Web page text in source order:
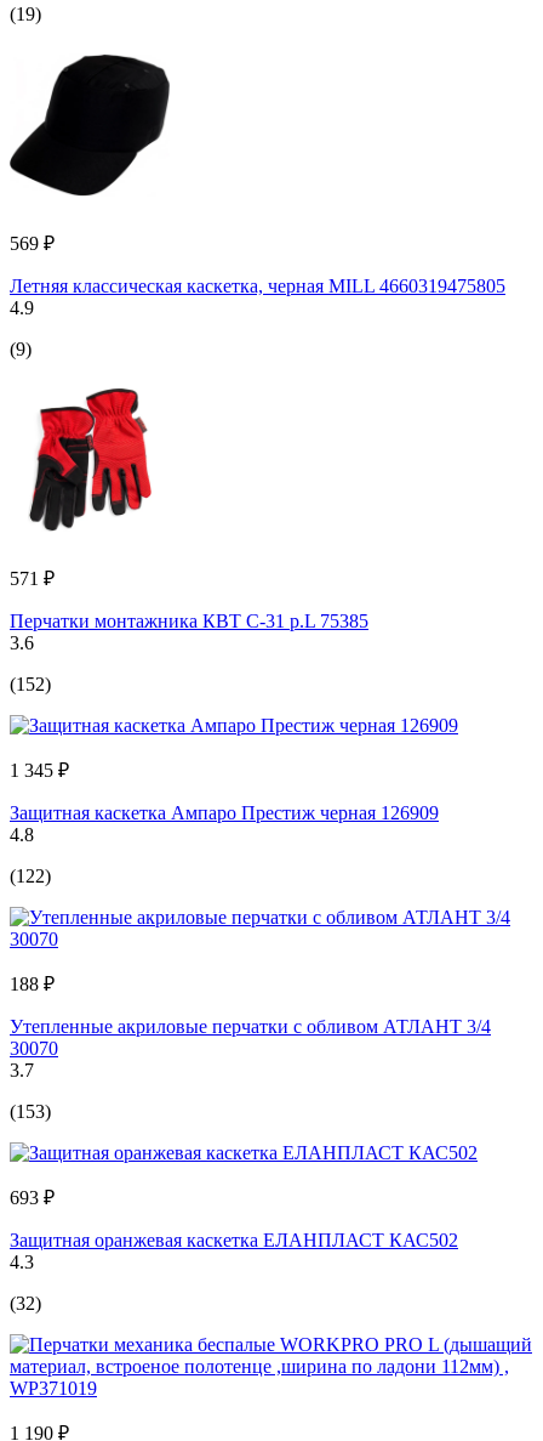
(19)
569 ₽
Летняя классическая каскетка, черная MILL 4660319475805
4.9
(9)
571 ₽
Перчатки монтажника КВТ С-31 р.L 75385
3.6
(152)
1 345 ₽
Защитная каскетка Ампаро Престиж черная 126909
4.8
(122)
188 ₽
Утепленные акриловые перчатки с обливом АТЛАНТ 3/4
30070
3.7
(153)
693 ₽
Защитная оранжевая каскетка ЕЛАНПЛАСТ КАС502
4.3
(32)
1 190 ₽